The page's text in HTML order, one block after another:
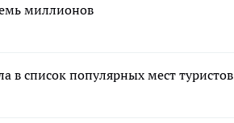
миллионов
в список популярных мест туристов